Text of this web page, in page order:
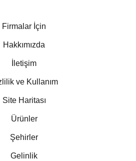
Firmalar İçin
Hakkımızda
İletişim
ve Kullanım
Site Haritası
Ürünler
Şehirler
Gelinlik